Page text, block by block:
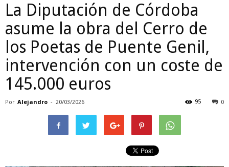
La Diputación de Córdoba
asume la obra del Cerro de
los Poetas de Puente Genil,
intervención con un coste de
145.000 euros
Por Alejandro - 20/03/2026 0
95